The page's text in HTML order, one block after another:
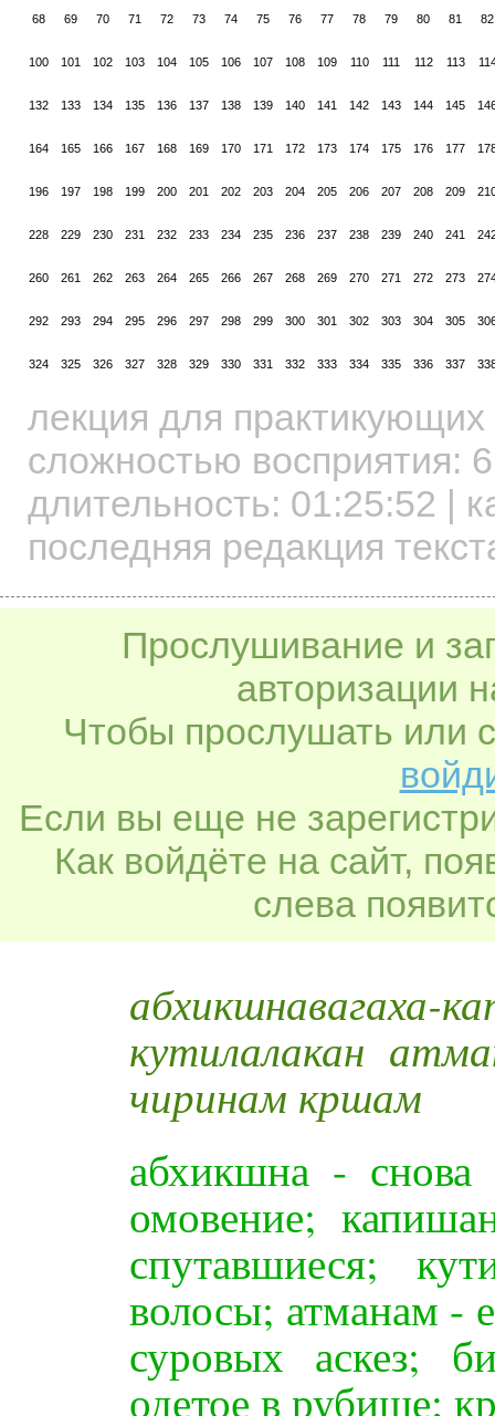
68 69 70 71 72 73 74 75 76 77 78 79 80 81 82
100 101 102 103 104 105 106 107 108 109 110 111 112 113
132 133 134 135 136 137 138 139 140 141 142 143 144 145
164 165 166 167 168 169 170 171 172 173 174 175 176 177
196 197 198 199 200 201 202 203 204 205 206 207 208 209
228 229 230 231 232 233 234 235 236 237 238 239 240 241
260 261 262 263 264 265 266 267 268 269 270 271 272 273
292 293 294 295 296 297 298 299 300 301 302 303 304 305
324 325 326 327 328 329 330 331 332 333 334 335 336 337
лекция для практикующих
сложностью восприятия: 6
длительность: 01:25:52 |
последняя редакция
Прослушивание и
авторизации
Чтобы прослушать или
Если вы еще не
Как войдёте на сайт,
слева
кутилалакан
чиринам кршам
абхикшна - снова
омовение;
спутавшиеся;
волосы; атманам -
суровых аскез;
одетое в рубище;